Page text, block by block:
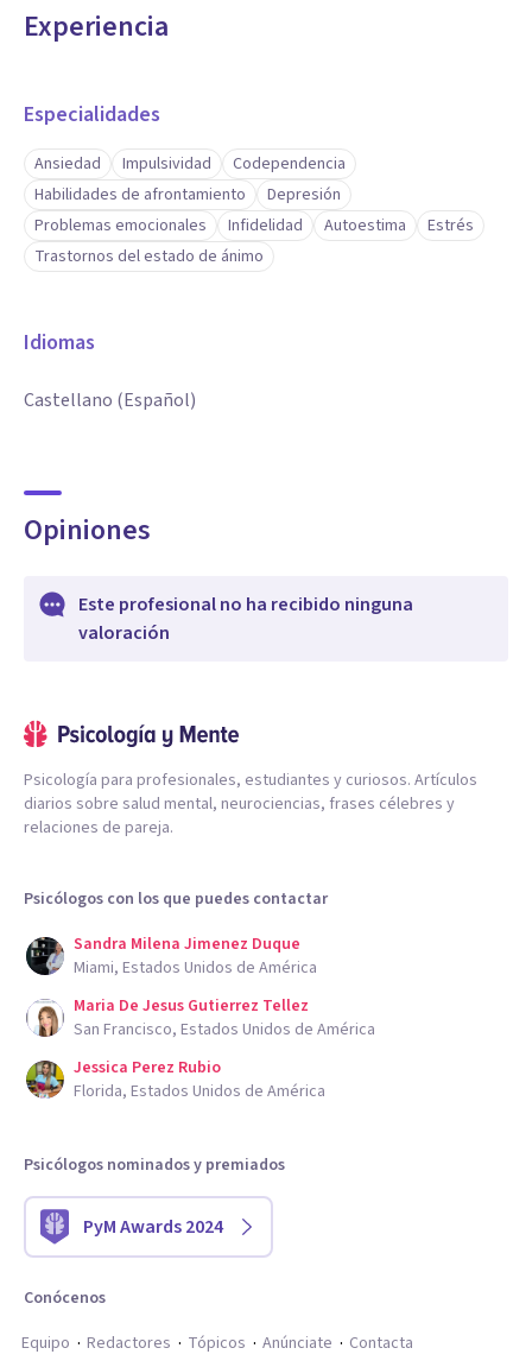
Experiencia
Especialidades
Ansiedad Impulsividad
Codependencia
Habilidades de afrontamiento
Depresión
Problemas emocionales
Infidelidad Autoestima
Estrés
Trastornos del estado de ánimo
Idiomas
Castellano (Español)
Opiniones
Este profesional no ha recibido ninguna
valoración
Psicología para profesionales, estudiantes y curiosos. Artículos
diarios sobre salud mental, neurociencias, frases célebres y
relaciones de pareja.
Psicólogos con los que puedes contactar
Sandra Milena Jimenez Duque
Miami, Estados Unidos de América
Maria De Jesus Gutierrez Tellez
San Francisco, Estados Unidos de América
Jessica Perez Rubio
Florida, Estados Unidos de América
Psicólogos nominados y premiados
PyM Awards 2024
Conócenos
Equipo
Redactores Tópicos Anúnciate Contacta